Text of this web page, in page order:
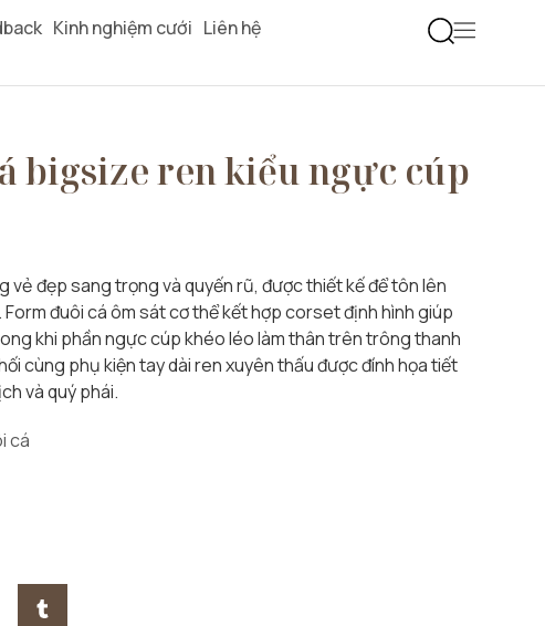
Kinh nghiệm cưới Liên hệ
bigsize ren kiểu ngực cúp
vẻ đẹp sang trọng và quyến rũ, được thiết kế để tôn lên
đuôi cá ôm sát cơ thể kết hợp corset định hình giúp
khi phần ngực cúp khéo léo làm thân trên trông thanh
cùng phụ kiện tay dài ren xuyên thấu được đính họa tiết
và quý phái.
cá